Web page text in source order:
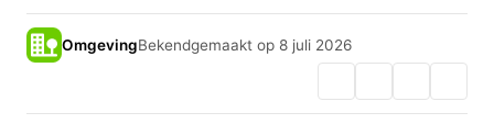
OmgevingBekendgemaakt op 8 juli 2026